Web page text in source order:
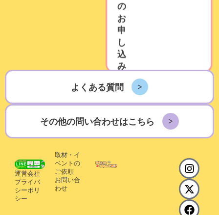
の
お
申
し
込
み
よくある質問
その他の問い合わせはこちら
運営会社
プライバ
シーポリ
シー
取材・イ
ベントの
ご依頼
お問い合
わせ
I
n
s
t
a
X
-
t
w
i
F
a
c
e
b